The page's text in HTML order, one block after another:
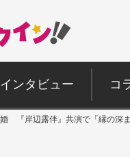
インタビュー コ
『岸辺露伴』共演で「縁の深ま